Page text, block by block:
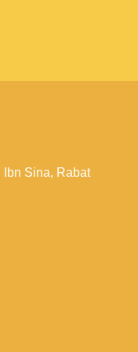
Ibn Sina, Rabat